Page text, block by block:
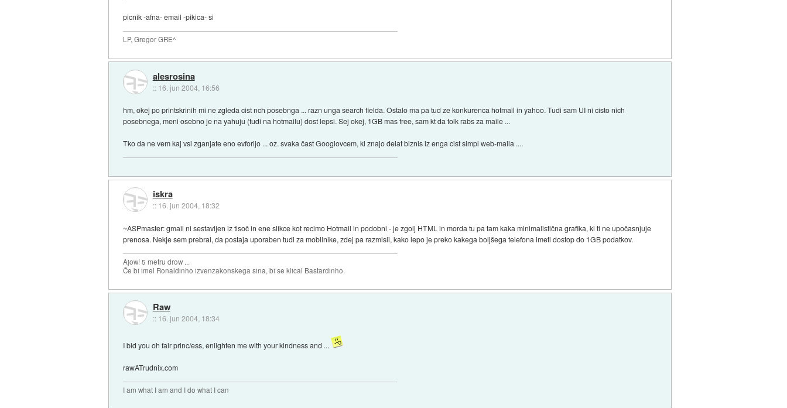
picnik -afna- email -pikica- si
LP, Gregor GRE^
alesrosina
:: 16. jun 2004, 16:56
hm, okej po printskrinih mi ne zgleda cist nch posebnga ... razn unga search fielda. Ostalo ma pa tud ze konkurenca hotmail in yahoo. Tudi sam UI ni cisto nich
posebnega, meni osebno je na yahuju (tudi na hotmailu) dost lepsi. Sej okej, 1GB mas free, sam kt da tolk rabs za maile ...
Tko da ne vem kaj vsi zganjate eno evforijo ... oz. svaka čast Googlovcem, ki znajo delat biznis iz enga cist simpl web-maila ....
iskra
:: 16. jun 2004, 18:32
~ASPmaster: gmail ni sestavljen iz tisoč in ene slikce kot recimo Hotmail in podobni - je zgolj HTML in morda tu pa tam kaka minimalistična grafika, ki ti ne upočasnjuje
prenosa. Nekje sem prebral, da postaja uporaben tudi za mobilnike, zdej pa razmisli, kako lepo je preko kakega boljšega telefona imeti dostop do 1GB podatkov.
Ajow! 5 metru drow ...
Če bi imel Ronaldinho izvenzakonskega sina, bi se klical Bastardinho.
Raw
:: 16. jun 2004, 18:34
I bid you oh fair princ/ess, enlighten me with your kindness and ...
rawATrudnix.com
I am what I am and I do what I can